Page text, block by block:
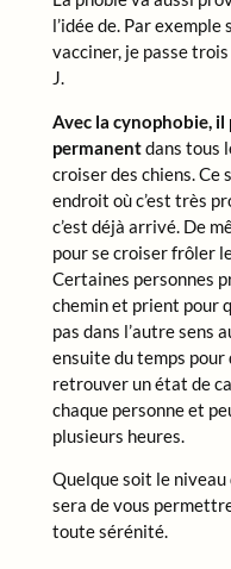
l’idée de. Par
vacciner, je passe
J.
Avec la cynophobie,
permanentdans tous
croiser des chiens. Ce
endroit où c’est très
c’est déjà arrivé. De
pour se croiser frôler
Certaines personnes
chemin et prient pour
pas dans l’autre sens
ensuite du temps pour
retrouver un état de
chaque personne et
plusieurs heures.
Quelque soit le niveau
sera de vous
toute sérénité.